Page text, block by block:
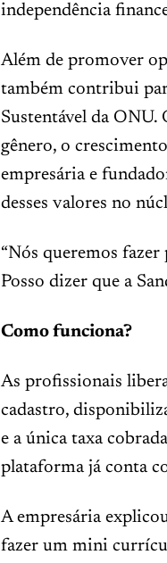
independência
Além de promover
também contribui
Sustentável da ONU.
gênero, o
empresária e
desses valores no
“Nós queremos
Posso dizer que a
Como funciona?
As profissionais
cadastro,
e a única taxa
plataforma já conta
A empresária
fazer um mini